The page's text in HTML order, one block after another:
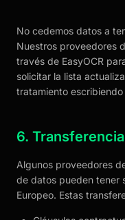
No cedemos datos a
Nuestros proveedores
través de EasyOCR
solicitar la lista
tratamiento escribiendo
6.
Algunos proveedores
de datos pueden tener
Europeo. Estas